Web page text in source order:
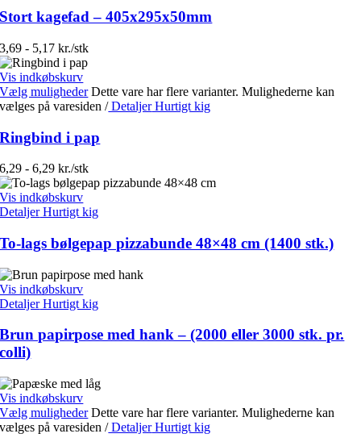
Stort kagefad – 405x295x50mm
3,69 - 5,17 kr./stk
Vis indkøbskurv
Vælg muligheder Dette vare har flere varianter. Mulighederne kan
vælges på varesiden/DetaljerHurtigt kig
Ringbind i pap
6,29 - 6,29 kr./stk
Vis indkøbskurv
DetaljerHurtigt kig
To-lags bølgepap pizzabunde 48×48 cm (1400 stk.)
Vis indkøbskurv
DetaljerHurtigt kig
Brun papirpose med hank – (2000 eller 3000 stk. pr.
colli)
Vis indkøbskurv
Vælg muligheder Dette vare har flere varianter. Mulighederne kan
vælges på varesiden/DetaljerHurtigt kig